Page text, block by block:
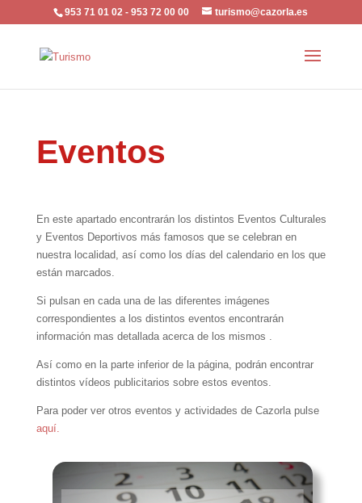
953 71 01 02 - 953 72 00 00 turismo@cazorla.es
Eventos
En este apartado encontrarán los distintos Eventos Culturales
y Eventos Deportivos más famosos que se celebran en
nuestra localidad, así como los días del calendario en los que
están marcados.
Si pulsan en cada una de las diferentes imágenes
correspondientes a los distintos eventos encontrarán
información mas detallada acerca de los mismos .
Así como en la parte inferior de la página, podrán encontrar
distintos vídeos publicitarios sobre estos eventos.
Para poder ver otros eventos y actividades de Cazorla pulse
aquí.